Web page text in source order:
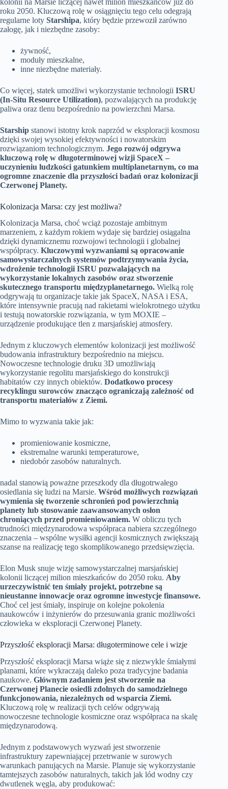
roku 2050. Kluczową rolę w osiągnięciu tego celu odegrają
regularne loty Starshipa, który będzie przewoził zarówno
załogę, jak i niezbędne zasoby:
żywność,
moduły mieszkalne,
inne niezbędne materiały.
Co więcej, statek umożliwi wykorzystanie technologii ISRU
(In-Situ Resource Utilization), pozwalających na produkcję
paliwa oraz tlenu bezpośrednio na powierzchni Marsa.
Starship stanowi istotny krok naprzód w eksploracji kosmosu
dzięki swojej wysokiej efektywności i nowatorskim
rozwiązaniom technologicznym. Jego rozwój odgrywa
kluczową rolę w długoterminowej wizji SpaceX –
uczynieniu ludzkości gatunkiem multiplanetarnym, co ma
ogromne znaczenie dla przyszłości badań oraz kolonizacji
Czerwonej Planety.
Kolonizacja Marsa: czy jest możliwa?
Kolonizacja Marsa, choć wciąż pozostaje ambitnym
marzeniem, z każdym rokiem wydaje się bardziej osiągalna
dzięki dynamicznemu rozwojowi technologii i globalnej
współpracy. Kluczowymi wyzwaniami są opracowanie
samowystarczalnych systemów podtrzymywania życia,
wdrożenie technologii ISRU pozwalających na
wykorzystanie lokalnych zasobów oraz stworzenie
skutecznego transportu międzyplanetarnego. Wielką rolę
odgrywają tu organizacje takie jak SpaceX, NASA i ESA,
które intensywnie pracują nad rakietami wielokrotnego użytku
i testują nowatorskie rozwiązania, w tym MOXIE –
urządzenie produkujące tlen z marsjańskiej atmosfery.
Jednym z kluczowych elementów kolonizacji jest możliwość
budowania infrastruktury bezpośrednio na miejscu.
Nowoczesne technologie druku 3D umożliwiają
wykorzystanie regolitu marsjańskiego do konstrukcji
habitatów czy innych obiektów. Dodatkowo procesy
recyklingu surowców znacząco ograniczają zależność od
transportu materiałów z Ziemi.
Mimo to wyzwania takie jak:
promieniowanie kosmiczne,
ekstremalne warunki temperaturowe,
niedobór zasobów naturalnych.
nadal stanowią poważne przeszkody dla długotrwałego
osiedlania się ludzi na Marsie. Wśród możliwych rozwiązań
wymienia się tworzenie schronień pod powierzchnią
planety lub stosowanie zaawansowanych osłon
chroniących przed promieniowaniem. W obliczu tych
trudności międzynarodowa współpraca nabiera szczególnego
znaczenia – wspólne wysiłki agencji kosmicznych zwiększają
szanse na realizację tego skomplikowanego przedsięwzięcia.
Elon Musk snuje wizję samowystarczalnej marsjańskiej
kolonii liczącej milion mieszkańców do 2050 roku. Aby
urzeczywistnić ten śmiały projekt, potrzebne są
nieustanne innowacje oraz ogromne inwestycje finansowe.
Choć cel jest śmiały, inspiruje on kolejne pokolenia
naukowców i inżynierów do przesuwania granic możliwości
człowieka w eksploracji Czerwonej Planety.
Przyszłość eksploracji Marsa: długoterminowe cele i wizje
Przyszłość eksploracji Marsa wiąże się z niezwykle śmiałymi
planami, które wykraczają daleko poza tradycyjne badania
naukowe. Głównym zadaniem jest stworzenie na
Czerwonej Planecie osiedli zdolnych do samodzielnego
funkcjonowania, niezależnych od wsparcia Ziemi.
Kluczową rolę w realizacji tych celów odgrywają
nowoczesne technologie kosmiczne oraz współpraca na skalę
międzynarodową.
Jednym z podstawowych wyzwań jest stworzenie
infrastruktury zapewniającej przetrwanie w surowych
warunkach panujących na Marsie. Planuje się wykorzystanie
tamtejszych zasobów naturalnych, takich jak lód wodny czy
dwutlenek węgla, aby produkować: